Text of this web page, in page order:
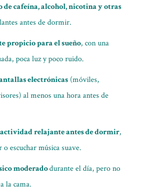
de cafeína, alcohol, nicotina y otras
antes de dormir.
propicio para el sueño, con una
poca luz y poco ruido.
electrónicas (móviles,
al menos una hora antes de
relajante antes de dormir,
escuchar música suave.
moderadodurante el día, pero no
la cama.